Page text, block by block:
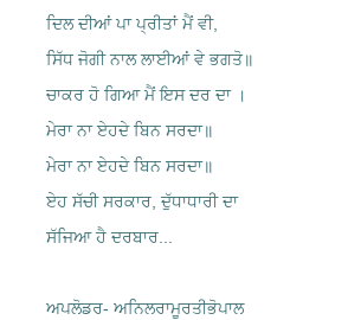
ਦਿਲ ਦੀਆਂ ਪਾ ਪ੍ਰੀਤਾਂ ਮੈਂ ਵੀ,
ਸਿੱਧ ਜੋਗੀ ਨਾਲ ਲਾਈਆਂ ਵੇ ਭਗਤੋ॥
ਚਾਕਰ ਹੋ ਗਿਆ ਮੈਂ ਇਸ ਦਰ ਦਾ ।
ਮੇਰਾ ਨਾ ਏਹਦੇ ਬਿਨ ਸਰਦਾ॥
ਮੇਰਾ ਨਾ ਏਹਦੇ ਬਿਨ ਸਰਦਾ॥
ਏਹ ਸੱਚੀ ਸਰਕਾਰ, ਦੁੱਧਾਧਾਰੀ ਦਾ
ਸੱਜਿਆ ਹੈ ਦਰਬਾਰ...
ਅਪਲੋਡਰ- ਅਨਿਲਰਾਮੂਰਤੀਭੋਪਾਲ